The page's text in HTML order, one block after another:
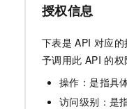
授权信息
下表是 API 对应
予调用此 API 的权
操作：是指具
访问级别：是